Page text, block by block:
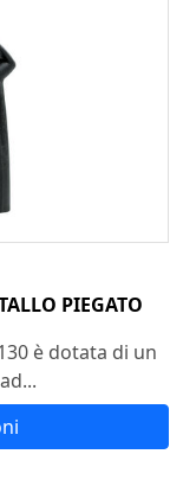
PIEGATO
è dotata di un